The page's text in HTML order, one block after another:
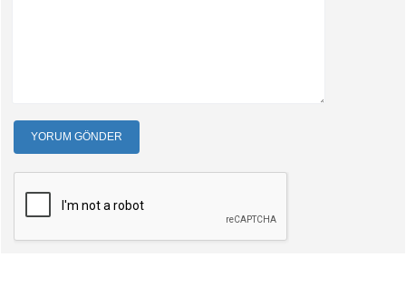
YORUM GÖNDER